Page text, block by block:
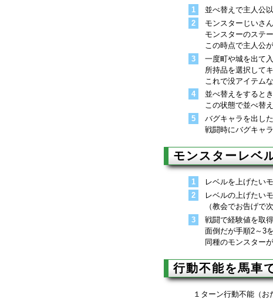
並べ替えで主人公
モンスターじいさ
モンスターのステ
この時点で主人公が
一度町や城を出て
所持品を選択して
これで没アイテム
並べ替えをすると
この状態で並べ替
バグキャラを出し
戦闘時にバグキャ
モンスターレベ
レベルを上げたい
レベルの上げたい
（教会でお告げで
戦闘で経験値を取
面倒だが手順2～3
同種のモンスター
行動不能を馬車
１ターン行動不能（お